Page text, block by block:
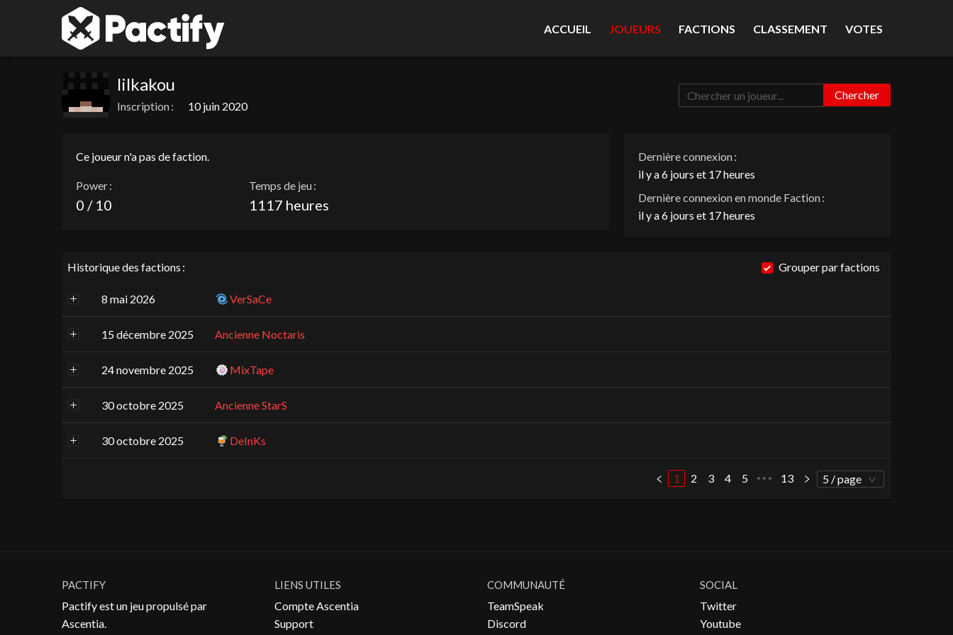
ACCUEIL JOUEURS FACTIONS CLASSEMENT VOTES
Chercher
lilkakou
Inscription : 10 juin 2020
Ce joueur n'a pas de faction.
Power :
0 / 10
Temps de jeu :
1117 heures
Dernière connexion :
il y a 6 jours et 17 heures
Dernière connexion en monde Faction :
il y a 6 jours et 17 heures
Historique des factions : Grouper par factions
8 mai 2026 VerSaCe
15 décembre 2025 Ancienne Noctaris
24 novembre 2025 MixTape
30 octobre 2025 Ancienne StarS
30 octobre 2025 DeInKs
1 2 3 4 5 ••• 13 5 / page
PACTIFY
Pactify est un jeu propulsé par
Ascentia.
LIENS UTILES
Compte Ascentia
Support
COMMUNAUTÉ
TeamSpeak
Discord
SOCIAL
Twitter
Youtube